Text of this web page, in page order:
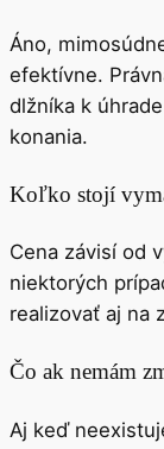
Áno,
efektívne.
dlžníka k
konania.
Koľko stojí
Cena závisí od
niektorých
realizovať aj na
Čo ak nemám
Aj keď